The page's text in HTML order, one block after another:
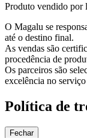
Produto vendido por
O Magalu se
até o destino final.
As vendas são
procedência de
Os parceiros são
excelência no
Política de
Fechar